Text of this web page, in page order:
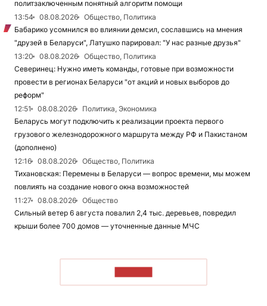
политзаключенным понятный алгоритм помощи
13:54
08.08.2026
Общество, Политика
Бабарико усомнился во влиянии демсил, сославшись на мнения
"друзей в Беларуси", Латушко парировал: "У нас разные друзья"
13:20
08.08.2026
Общество, Политика
Северинец: Нужно иметь команды, готовые при возможности
провести в регионах Беларуси "от акций и новых выборов до
реформ"
12:51
08.08.2026
Политика, Экономика
Беларусь могут подключить к реализации проекта первого
грузового железнодорожного маршрута между РФ и Пакистаном
(дополнено)
12:16
08.08.2026
Общество, Политика
Тихановская: Перемены в Беларуси — вопрос времени, мы можем
повлиять на создание нового окна возможностей
11:27
08.08.2026
Общество
Сильный ветер 6 августа повалил 2,4 тыс. деревьев, повредил
крыши более 700 домов — уточненные данные МЧС